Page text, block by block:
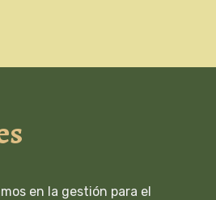
en la gestión para el